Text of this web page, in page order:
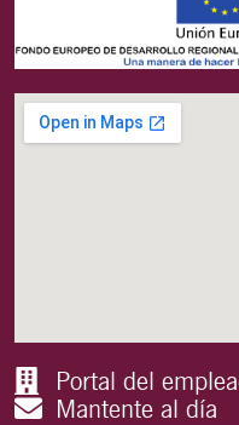
Portal del
Mantente al día